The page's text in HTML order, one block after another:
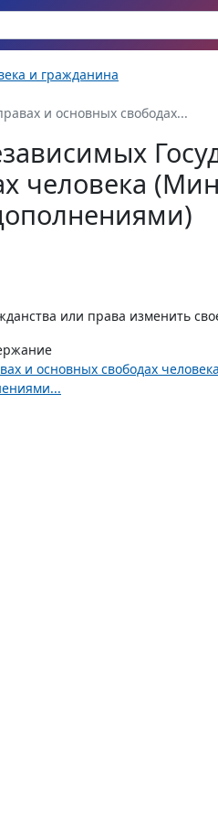
и гражданина
и основных свободах...
человека
или права изменить
и основных свободах